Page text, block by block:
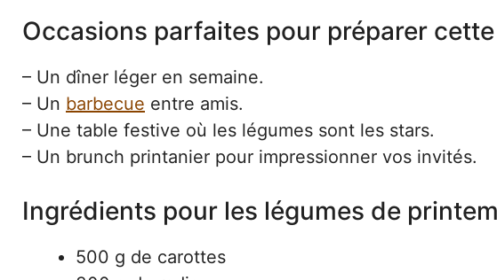
Occasions parfaites pour préparer
– Un dîner léger en semaine.
– Un barbecue entre amis.
– Une table festive où les légumes sont les stars.
– Un brunch printanier pour impressionner vos invités.
Ingrédients pour les légumes de
500 g de carottes